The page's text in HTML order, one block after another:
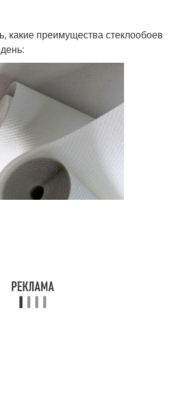
какие преимущества стеклообоев